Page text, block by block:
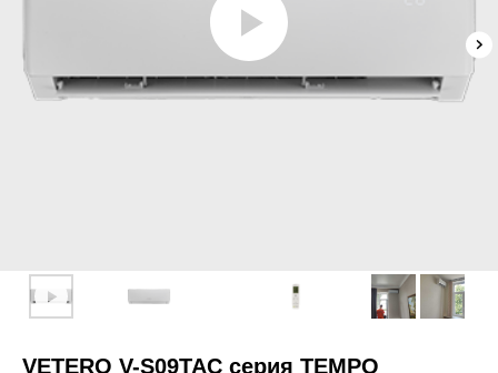
VETERO V-S09TAC серия TEMPO